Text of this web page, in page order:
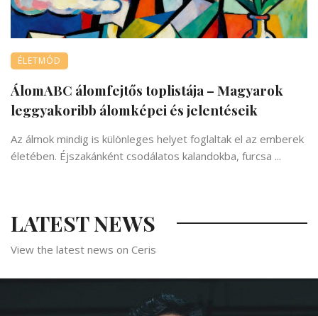
ÉLETMÓD
ÁlomABC álomfejtős toplistája – Magyarok
leggyakoribb álomképei és jelentéseik
Az álmok mindig is különleges helyet foglaltak el az emberek
életében. Éjszakánként csodálatos kalandokba, furcsa ...
LATEST NEWS
View the latest news on Ceris